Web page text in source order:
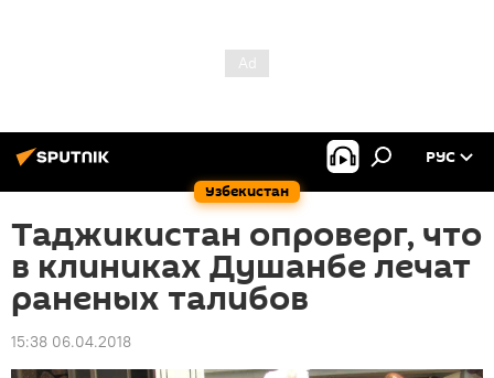
Узбекистан
РУС
Таджикистан опроверг, что
в клиниках Душанбе лечат
раненых талибов
15:38 06.04.2018